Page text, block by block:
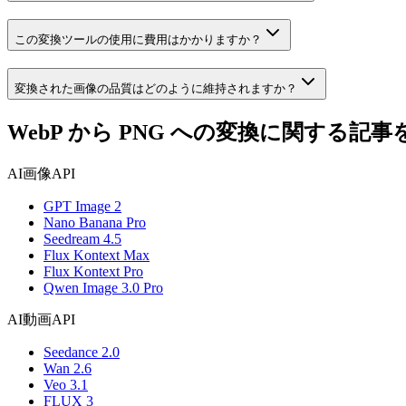
この変換ツールの使用に費用はかかりますか？
変換された画像の品質はどのように維持されますか？
WebP から PNG への変換に関する記事
AI画像API
GPT Image 2
Nano Banana Pro
Seedream 4.5
Flux Kontext Max
Flux Kontext Pro
Qwen Image 3.0 Pro
AI動画API
Seedance 2.0
Wan 2.6
Veo 3.1
FLUX 3